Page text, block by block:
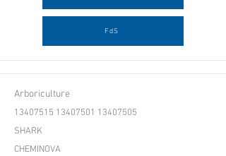
FdS
Arboriculture
13407515 13407501 13407505
SHARK
CHEMINOVA